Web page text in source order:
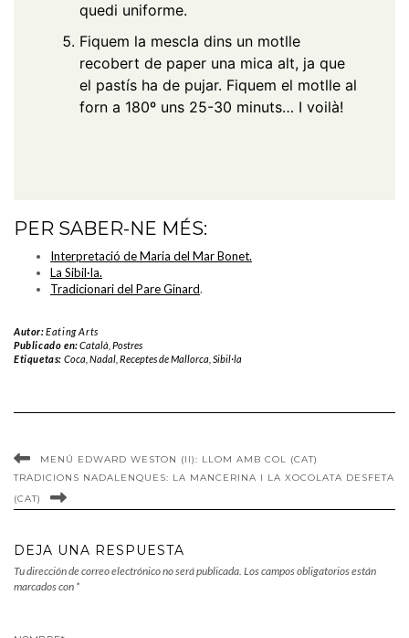
quedi uniforme.
Fiquem la mescla dins un motlle
recobert de paper una mica alt, ja que
el pastís ha de pujar. Fiquem el motlle al
forn a 180º uns 25-30 minuts… I voilà!
PER SABER-NE MÉS:
Interpretació de Maria del Mar Bonet.
La Sibil·la.
Tradicionari del Pare Ginard.
Autor:Eating Arts
Publicado en:Català ,Postres
Etiquetas: Coca Nadal, Receptes de Mallorca Sibil·la
MENÚ EDWARD WESTON (II): LLOM AMB COL (CAT)
TRADICIONS NADALENQUES: LA MANCERINA I LA XOCOLATA DESFETA
(CAT)
DEJA UNA RESPUESTA
Tu dirección de correo electrónico no será publicada. Los campos obligatorios están
marcados con *